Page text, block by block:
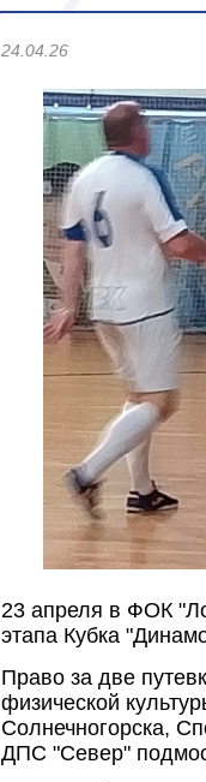
24.04.26
23 апреля в ФОК
этапа Кубка
Право за две
физической
Солнечногорска,
ДПС "Север"